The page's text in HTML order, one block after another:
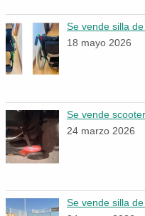
Se vende silla
18 mayo 2026
Se vende scooter
24 marzo 2026
Se vende silla